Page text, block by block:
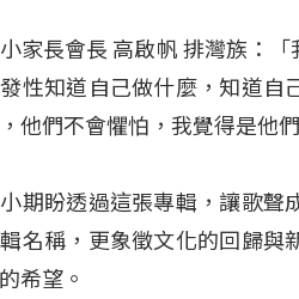
家長會長 高啟帆 排灣族：
性知道自己做什麼，知道自
他們不會懼怕，我覺得是他
期盼透過這張專輯，讓歌聲
名稱，更象徵文化的回歸與
希望。